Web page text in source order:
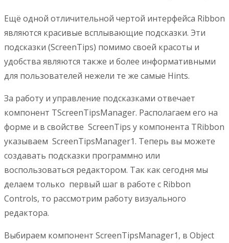
Ещё одной отличительной чертой интерфейса Ribbon
являются красивые всплывающие подсказки. Эти
подсказки (ScreenTips) помимо своей красоты и
удобства являются также и более информативными
для пользователей нежели те же самые Hints.
За работу и управление подсказками отвечает
компонент TScreenTipsManager. Располагаем его на
форме и в свойстве ScreenTips у компонента TRibbon
указываем ScreenTipsManager1. Теперь вы можете
создавать подсказки программно или
воспользоваться редактором. Так как сегодня мы
делаем только первый шаг в работе с Ribbon
Controls, то рассмотрим работу визуального
редактора.
Выбираем компонент ScreenTipsManager1, в Object